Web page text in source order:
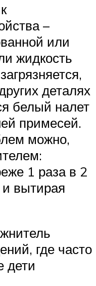
–
или
жидкость
деталях
белый налет
примесей.
можно,
1 раза в 2
вытирая
где часто
дети